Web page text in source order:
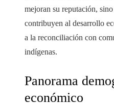
mejoran su reputación,
contribuyen al desarrollo
a la reconciliación con
indígenas.
Panorama
económico